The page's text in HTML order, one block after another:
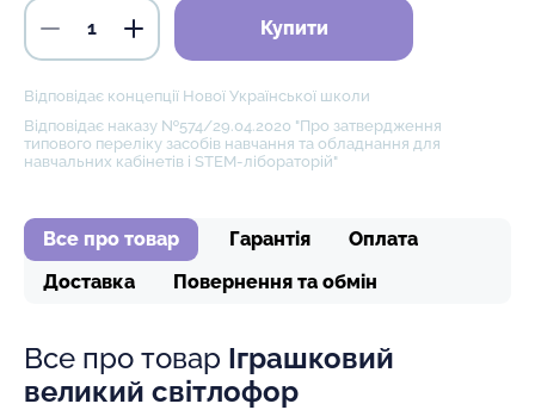
Купити
Відповідає концепції Нової Української школи
Відповідає наказу №574/29.04.2020 "Про затвердження
типового переліку засобів навчання та обладнання для
навчальних кабінетів і STEM-лібораторій"
Все про товар Гарантія
Оплата
Доставка
Повернення та обмін
Все про товар Іграшковий
великий світлофор